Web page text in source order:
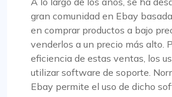
gran comunidad en Ebay
en comprar productos a bajo
venderlos a un precio más alto.
eficiencia de estas ventas, los
utilizar software de soporte.
Ebay permite el uso de dicho